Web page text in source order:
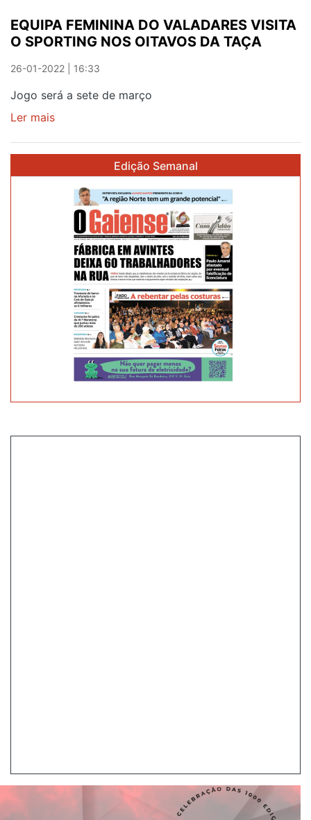
EQUIPA FEMININA DO VALADARES VISITA
O SPORTING NOS OITAVOS DA TAÇA
26-01-2022 | 16:33
Jogo será a sete de março
Ler mais
VISITA
SPORTING
NOS
OITAVOS
TAÇA
Edição Semanal